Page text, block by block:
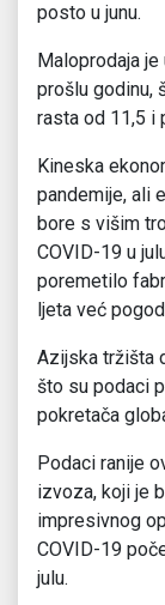
posto u junu.
Maloprodaja
prošlu godinu,
rasta od 11,5 i
Kineska
pandemije, ali
bore s višim
COVID-19 u
poremetilo
ljeta već
Azijska tržišta
što su podaci
pokretača
Podaci ranije
izvoza, koji je
impresivnog
COVID-19
julu.